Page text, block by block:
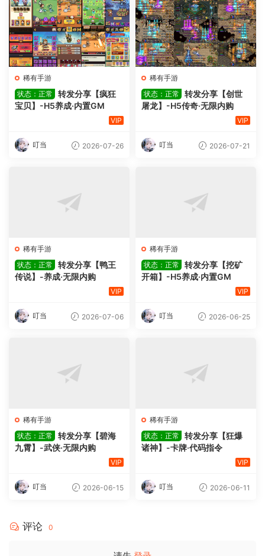
稀有手游
状态：正常
转发分享【疯狂
宝贝】-H5养成·内置GM
VIP
叮当 2026-07-26
稀有手游
状态：正常
转发分享【创世
屠龙】-H5传奇·无限内购
VIP
叮当 2026-07-21
稀有手游
状态：正常
转发分享【鸭王
传说】-养成·无限内购
VIP
叮当 2026-07-06
稀有手游
状态：正常
转发分享【挖矿
开箱】-H5养成·内置GM
VIP
叮当 2026-06-25
稀有手游
状态：正常
转发分享【碧海
九霄】-武侠·无限内购
VIP
叮当 2026-06-15
稀有手游
状态：正常
转发分享【狂爆
诸神】-卡牌·代码指令
VIP
叮当 2026-06-11
评论 0